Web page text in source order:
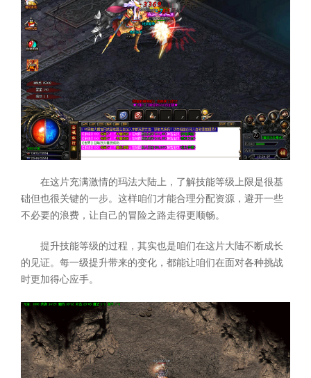
在这片充满激情的玛法大陆上，了解技能等级上限是很基
础但也很关键的一步。这样咱们才能合理分配资源，避开一些
不必要的浪费，让自己的冒险之路走得更顺畅。
提升技能等级的过程，其实也是咱们在这片大陆不断成长
的见证。每一级提升带来的变化，都能让咱们在面对各种挑战
时更加得心应手。